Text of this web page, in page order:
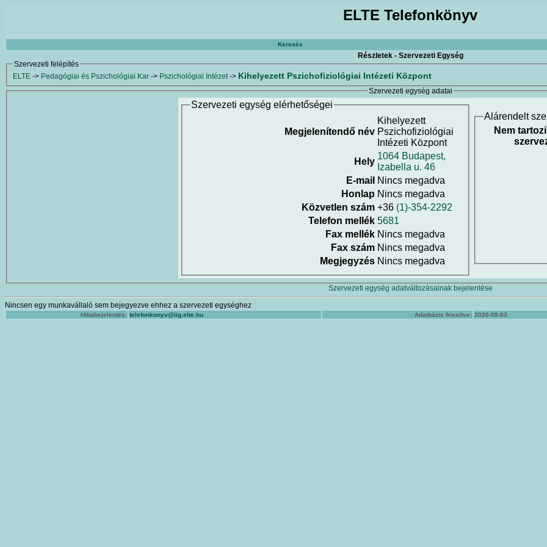
ELTE Telefonkönyv
Keresés
Részletek - Szervezeti Egység
Szervezeti felépítés
ELTE -> Pedagógiai és Pszichológiai Kar -> Pszichológiai Intézet-> Kihelyezett Pszichofiziológiai Intézeti Központ
Szervezeti egység adatai
Szervezeti egység elérhetőségei
Megjelenítendő név
Kihelyezett
Pszichofiziológiai
Intézeti Központ
Hely
1064 Budapest,
Izabella u. 46
E-mail Nincs megadva
Honlap Nincs megadva
Közvetlen szám +36 (1)-354-2292
Telefon mellék 5681
Fax mellék Nincs megadva
Fax szám Nincs megadva
Megjegyzés Nincs megadva
Alárendelt
Nem
Szervezeti egység adatváltozásainak bejelentése
Nincsen egy munkavállaló sem bejegyezve ehhez a szervezeti egységhez
Hibabejelentés: telefonkonyv@iig.elte.hu Adatbázis frissítve: 2026-08-03